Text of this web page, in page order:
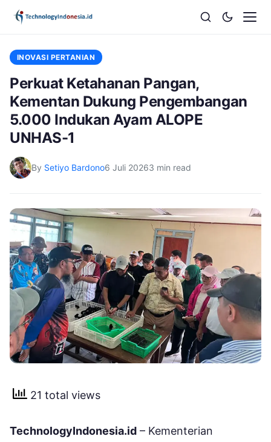
INOVASI PERTANIAN
Perkuat Ketahanan Pangan,
Kementan Dukung Pengembangan
5.000 Indukan Ayam ALOPE
UNHAS-1
By Setiyo Bardono6 Juli 20263 min read
21 total views
TechnologyIndonesia.id – Kementerian